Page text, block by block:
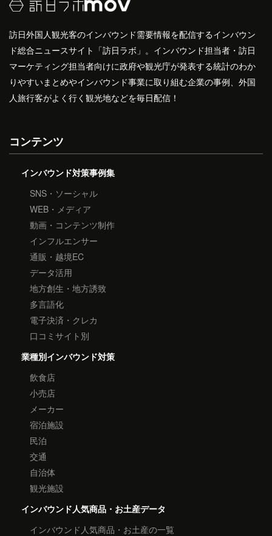
訪日外国人観光客のインバウンド需要情報を配信するインバウン
ド総合ニュースサイト「訪日ラボ」。インバウンド担当者・訪日
マーケティング担当者向けに政府や観光庁が発表する統計のわか
りやすいまとめやインバウンド事業に取り組む企業の事例、外国
人旅行客がよく行く観光地などを毎日配信！
コンテンツ
インバウンド対策事例集
SNS・ソーシャル
WEB・メディア
動画・コンテンツ制作
インフルエンサー
通販・越境EC
データ活用
地方創生・地方誘致
多言語化
電子決済・クレカ
口コミサイト別
業種別インバウンド対策
飲食店
小売店
メーカー
宿泊施設
民泊
交通
自治体
観光施設
インバウンド人気商品・お土産データ
インバウンド人気商品・お土産の一覧